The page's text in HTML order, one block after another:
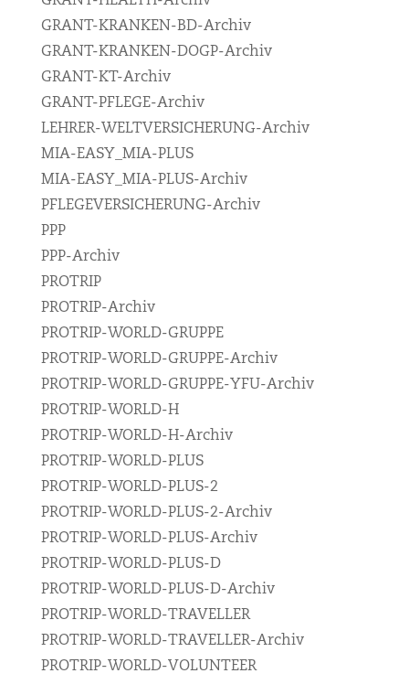
GRANT-KRANKEN-BD-Archiv
GRANT-KRANKEN-DOGP-Archiv
GRANT-KT-Archiv
GRANT-PFLEGE-Archiv
LEHRER-WELTVERSICHERUNG-Archiv
MIA-EASY_MIA-PLUS
MIA-EASY_MIA-PLUS-Archiv
PFLEGEVERSICHERUNG-Archiv
PPP
PPP-Archiv
PROTRIP
PROTRIP-Archiv
PROTRIP-WORLD-GRUPPE
PROTRIP-WORLD-GRUPPE-Archiv
PROTRIP-WORLD-GRUPPE-YFU-Archiv
PROTRIP-WORLD-H
PROTRIP-WORLD-H-Archiv
PROTRIP-WORLD-PLUS
PROTRIP-WORLD-PLUS-2
PROTRIP-WORLD-PLUS-2-Archiv
PROTRIP-WORLD-PLUS-Archiv
PROTRIP-WORLD-PLUS-D
PROTRIP-WORLD-PLUS-D-Archiv
PROTRIP-WORLD-TRAVELLER
PROTRIP-WORLD-TRAVELLER-Archiv
PROTRIP-WORLD-VOLUNTEER